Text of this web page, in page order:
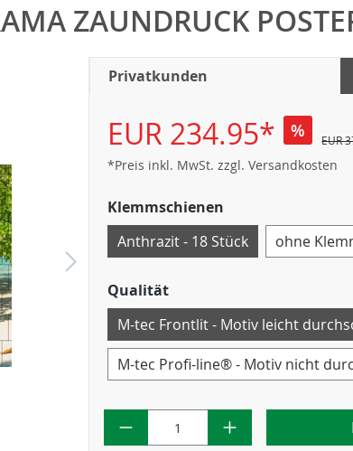
ZAUNDRUCK
Privatkunden
EUR 234.95* % EUR
*Preis inkl. MwSt. zzgl. Versandkosten
Klemmschienen
Anthrazit - 18 Stück
ohne
Qualität
M-tec Frontlit - Motiv leicht
M-tec Profi-line® - Motiv nicht